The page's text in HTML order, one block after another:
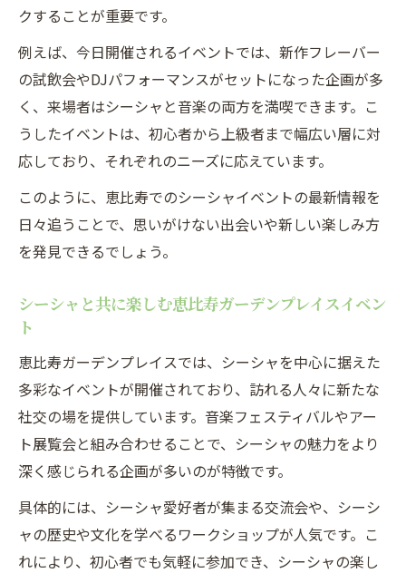
クすることが重要です。
例えば、今日開催されるイベントでは、新作フレーバー
の試飲会やDJパフォーマンスがセットになった企画が多
く、来場者はシーシャと音楽の両方を満喫できます。こ
うしたイベントは、初心者から上級者まで幅広い層に対
応しており、それぞれのニーズに応えています。
このように、恵比寿でのシーシャイベントの最新情報を
日々追うことで、思いがけない出会いや新しい楽しみ方
を発見できるでしょう。
シーシャと共に楽しむ恵比寿ガーデンプレイスイベン
ト
恵比寿ガーデンプレイスでは、シーシャを中心に据えた
多彩なイベントが開催されており、訪れる人々に新たな
社交の場を提供しています。音楽フェスティバルやアー
ト展覧会と組み合わせることで、シーシャの魅力をより
深く感じられる企画が多いのが特徴です。
具体的には、シーシャ愛好者が集まる交流会や、シーシ
ャの歴史や文化を学べるワークショップが人気です。こ
れにより、初心者でも気軽に参加でき、シーシャの楽し